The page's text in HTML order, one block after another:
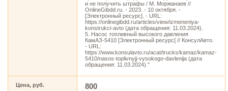
и не получить штрафы / М. Моржанаев //
OnlineGibdd.ru. - 2023. - 10 октября. -
[Электронный ресурс]. - URL:
https://onlinegibdd.ru/articles/view/izmeneniya-
konstrukci-avto (дата обращения: 11.03.2024).
5. Насос топливный высокого давления
КамАЗ-5410 [Электронный ресурс] // КонсулАвто.
- URL:
https://www.konsulavto.ru/acat/trucks/kamaz/kamaz-
5410/nasos-toplivnyjj-vysokogo-davlenija (дата
обращения: 11.03.2024)."
Цена, руб. 800